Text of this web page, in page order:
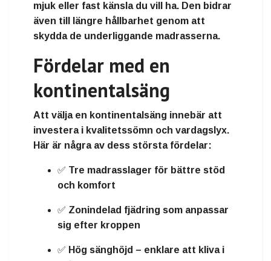
mjuk eller fast känsla du vill ha. Den bidrar
även till längre hållbarhet genom att
skydda de underliggande madrasserna.
Fördelar med en
kontinentalsäng
Att välja en kontinentalsäng innebär att
investera i kvalitetssömn och vardagslyx.
Här är några av dess största fördelar:
✅ Tre madrasslager för bättre stöd
och komfort
✅ Zonindelad fjädring som anpassar
sig efter kroppen
✅ Hög sänghöjd – enklare att kliva i